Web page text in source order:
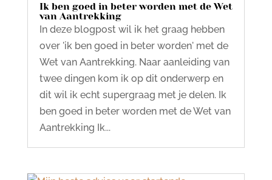
Ik ben goed in beter worden met de Wet
van Aantrekking
In deze blogpost wil ik het graag hebben
over 'ik ben goed in beter worden' met de
Wet van Aantrekking. Naar aanleiding van
twee dingen kom ik op dit onderwerp en
dit wil ik echt supergraag met je delen. Ik
ben goed in beter worden met de Wet van
Aantrekking Ik...